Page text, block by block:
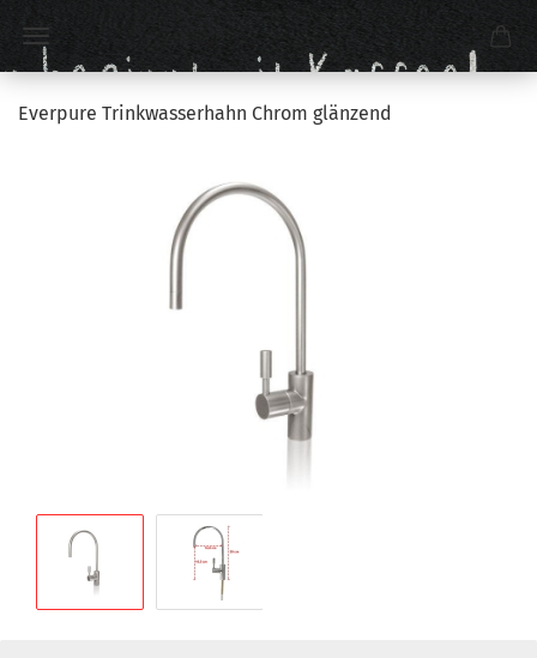
Everpure Trinkwasserhahn Chrom glänzend